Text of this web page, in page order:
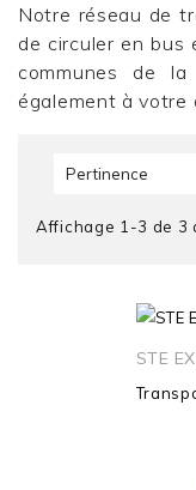
Notre réseau de
de circuler en
communes de
également à votre
Pertinence
Affichage 1-3 de 3
STE